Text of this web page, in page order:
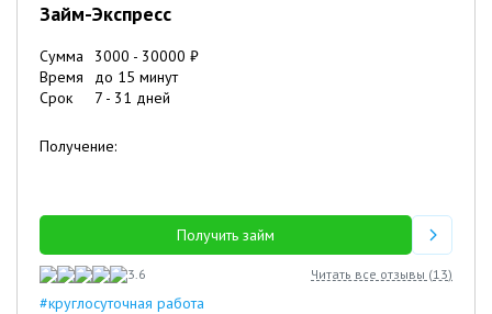
Займ-Экспресс
Сумма 3000 - 30000 ₽
Время
до 15 минут
Срок
7 - 31 дней
Получение:
Получить займ
3.6 Читать все отзывы (13)
#круглосуточная работа